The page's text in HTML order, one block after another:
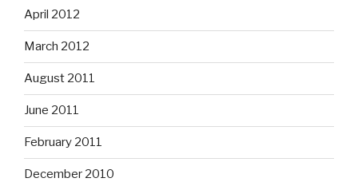
April 2012
March 2012
August 2011
June 2011
February 2011
December 2010